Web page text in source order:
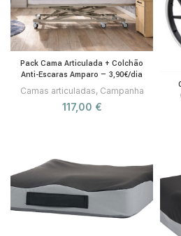
Pack Cama Articulada + Colchão
Anti-Escaras Amparo — 3,90€/dia
Camas articuladas, Campanha
117,00 €